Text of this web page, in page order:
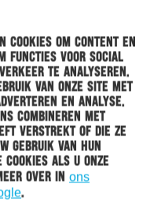
cookies om content en
functies voor social
te analyseren.
van onze site met
en analyse.
combineren met
verstrekt of die ze
gebruik van hun
cookies als u onze
over in ons
.